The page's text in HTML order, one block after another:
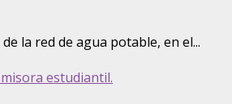
la red de agua potable, en el...
estudiantil.